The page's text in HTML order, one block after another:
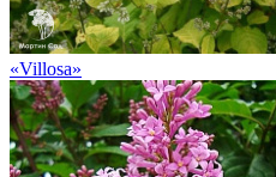
«Villosa»